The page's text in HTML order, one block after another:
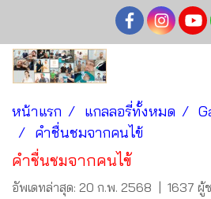
หน้าแรก แกลลอรี่ทั้งหมด
คำชื่นชมจากคนไข้
คำชื่นชมจากคนไข้
อัพเดทล่าสุด: 20 ก.พ. 2568 1637 ผู้